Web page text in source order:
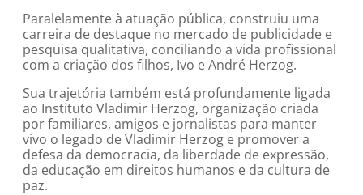
Paralelamente à atuação pública, construiu uma
carreira de destaque no mercado de publicidade e
pesquisa qualitativa, conciliando a vida profissional
com a criação dos filhos, Ivo e André Herzog.
Sua trajetória também está profundamente ligada
ao Instituto Vladimir Herzog, organização criada
por familiares, amigos e jornalistas para manter
vivo o legado de Vladimir Herzog e promover a
defesa da democracia, da liberdade de expressão,
da educação em direitos humanos e da cultura de
paz.